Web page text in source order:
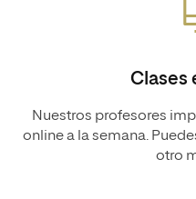
Clases
Nuestros profesores
online a la semana.
otro